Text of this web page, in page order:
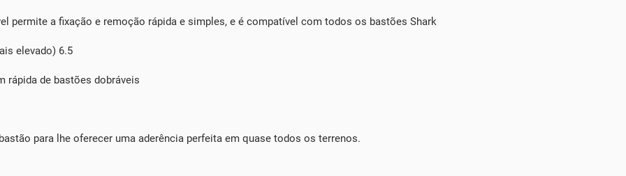
permite a fixação e remoção rápida e simples, e é compatível com todos os bastões Shark
elevado) 6.5
rápida de bastões dobráveis
para lhe oferecer uma aderência perfeita em quase todos os terrenos.